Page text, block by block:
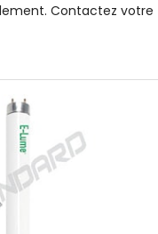
Contactez votre